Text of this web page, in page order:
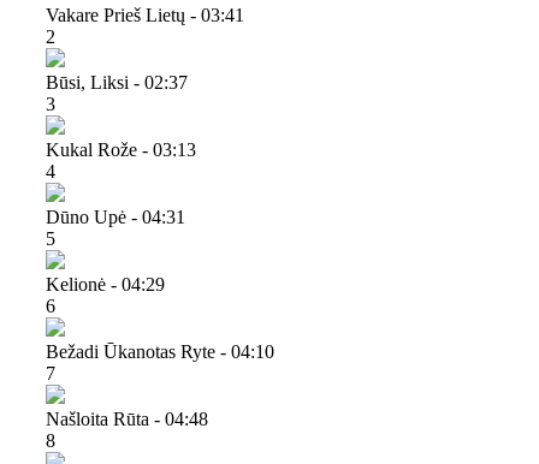
Vakare Prieš Lietų - 03:41
2
Būsi, Liksi - 02:37
3
Kukal Rože - 03:13
4
Dūno Upė - 04:31
5
Kelionė - 04:29
6
Bežadi Ūkanotas Ryte - 04:10
7
Našloita Rūta - 04:48
8